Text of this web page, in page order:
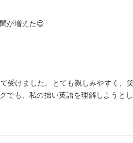
が増えた😍
受けました。とても親しみやすく、
でも、私の拙い英語を理解しようと